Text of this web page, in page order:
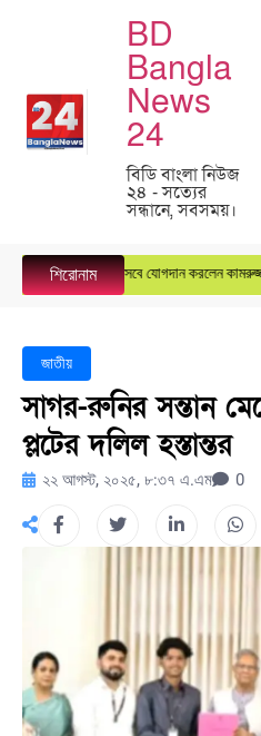
BD
Bangla
News
24
বিডি বাংলা নিউজ
২৪ - সত্যের
সন্ধানে, সবসময়।
শিরোনাম
ম্যানেজার হিসেবে যোগদান করলেন কামরুজ্জামান
জাতীয়
সাগর-রুনির সন্তান
প্লটের দলিল হস্তান্তর
২২ আগস্ট, ২০২৫, ৮:৩৭ এ.এম 0